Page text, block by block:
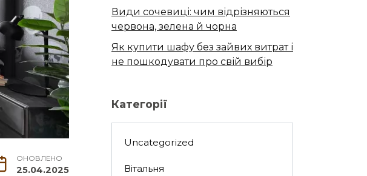
ОНОВЛЕНО
25.04.2025
Види сочевиці: чим відрізняються
червона, зелена й чорна
Як купити шафу без зайвих витрат і
не пошкодувати про свій вибір
Категорії
Uncategorized
Вітальня